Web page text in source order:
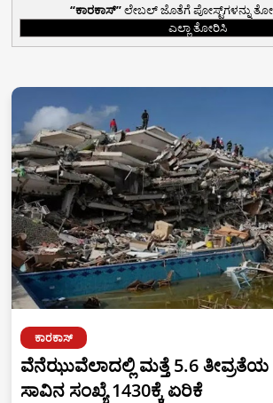
ಕಾರಕಾಸ್ ಲೇಬಲ್ ಜೊತೆಗೆ ಪೋಸ್ಟ್‌ಗಳನ್ನು
ಎಲ್ಲಾ ತೋರಿಸಿ
ಕಾರಕಾಸ್
ವೆನೆಝುವೆಲಾದಲ್ಲಿ ಮತ್ತೆ 5.6
ಸಾವಿನ ಸಂಖ್ಯೆ 1430ಕ್ಕೆ ಏರಿಕೆ